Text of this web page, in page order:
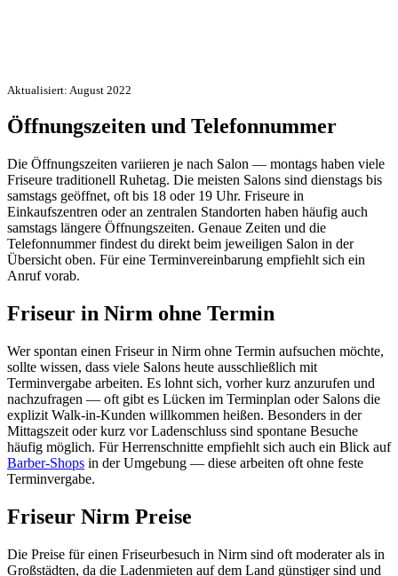
Aktualisiert: August 2022
Öffnungszeiten und Telefonnummer
Die Öffnungszeiten variieren je nach Salon — montags haben viele
Friseure traditionell Ruhetag. Die meisten Salons sind dienstags bis
samstags geöffnet, oft bis 18 oder 19 Uhr. Friseure in
Einkaufszentren oder an zentralen Standorten haben häufig auch
samstags längere Öffnungszeiten. Genaue Zeiten und die
Telefonnummer findest du direkt beim jeweiligen Salon in der
Übersicht oben. Für eine Terminvereinbarung empfiehlt sich ein
Anruf vorab.
Friseur in Nirm ohne Termin
Wer spontan einen Friseur in Nirm ohne Termin aufsuchen möchte,
sollte wissen, dass viele Salons heute ausschließlich mit
Terminvergabe arbeiten. Es lohnt sich, vorher kurz anzurufen und
nachzufragen — oft gibt es Lücken im Terminplan oder Salons die
explizit Walk-in-Kunden willkommen heißen. Besonders in der
Mittagszeit oder kurz vor Ladenschluss sind spontane Besuche
häufig möglich. Für Herrenschnitte empfiehlt sich auch ein Blick auf
Barber-Shops in der Umgebung — diese arbeiten oft ohne feste
Terminvergabe.
Friseur Nirm Preise
Die Preise für einen Friseurbesuch in Nirm sind oft moderater als in
Großstädten, da die Ladenmieten auf dem Land günstiger sind und